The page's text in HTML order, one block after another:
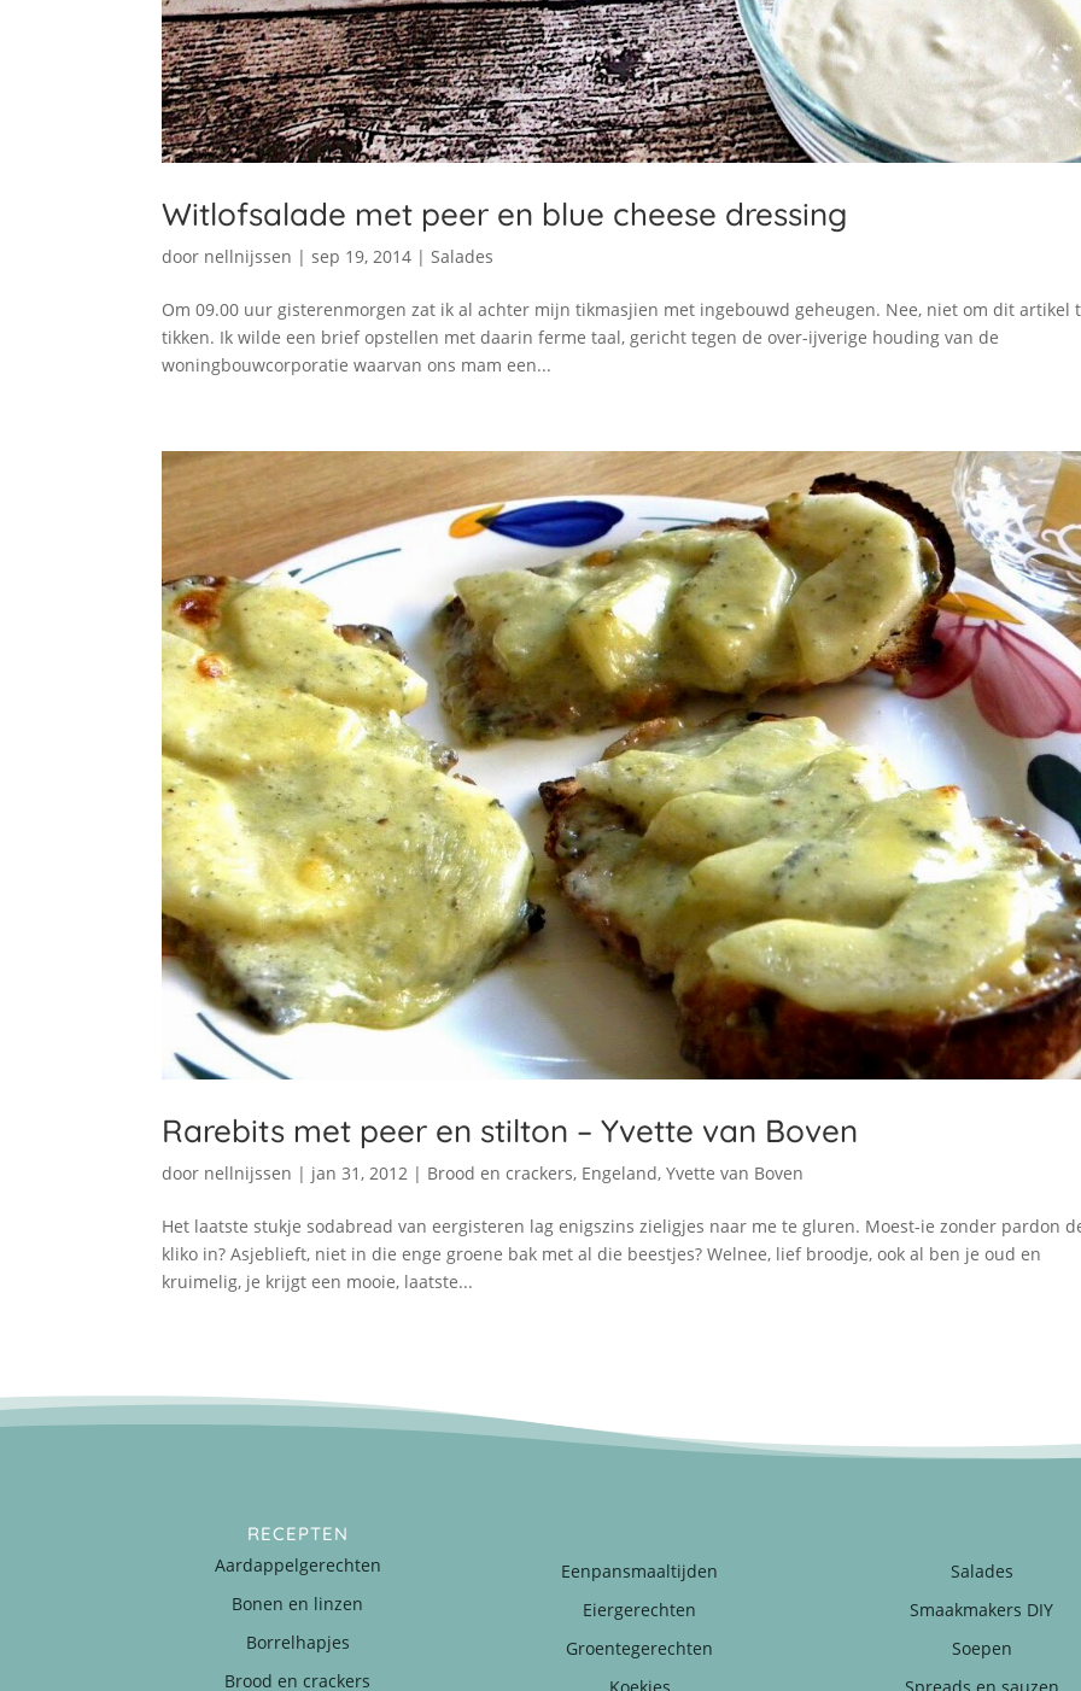
Witlofsalade met peer en blue cheese dressing
door nellnijssen |sep 19, 2014 | Salades
Om 09.00 uur gisterenmorgen zat ik al achter mijn tikmasjien met ingebouwd geheugen. Nee, niet om dit artikel
tikken. Ik wilde een brief opstellen met daarin ferme taal, gericht tegen de over-ijverige houding van de
woningbouwcorporatie waarvan ons mam een...
Rarebits met peer en stilton – Yvette van Boven
door nellnijssen | jan 31, 2012 | Brood en crackers, Engeland,Yvette van Boven
Het laatste stukje sodabread van eergisteren lag enigszins zieligjes naar me te gluren. Moest-ie zonder pardon
kliko in? Asjeblieft, niet in die enge groene bak met al die beestjes? Welnee, lief broodje, ook al ben je oud en
kruimelig, je krijgt een mooie, laatste...
RECEPTEN
Aardappelgerechten
Bonen en linzen
Borrelhapjes
Brood en crackers
Eenpansmaaltijden
Eiergerechten
Groentegerechten
Salades
Smaakmakers DIY
Soepen